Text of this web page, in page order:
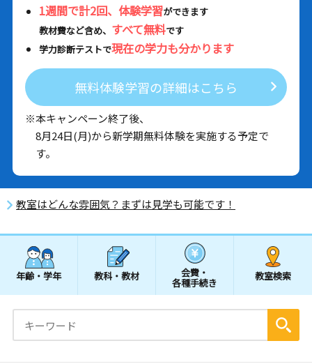
1週間で計2回、体験学習ができます
教材費など含め、 すべて無料です
学力診断テストで現在の学力も分かります
無料体験学習の詳細はこちら
※本キャンペーン終了後、
8月24日(月)から新学期無料体験を実施する予定で
す。
教室はどんな雰囲気？まずは見学も可能です！
年齢・学年 教科・教材 会費・
各種手続き
教室検索